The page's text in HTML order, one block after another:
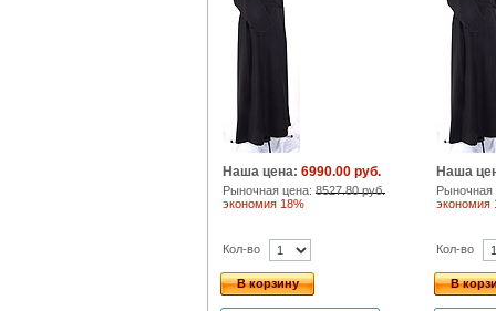
Наша цена: 6990.00 руб.
Рыночная цена: 8527.80 руб.
экономия 18%
Наша
экономия
Кол-во
В корзину
Кол-во
В